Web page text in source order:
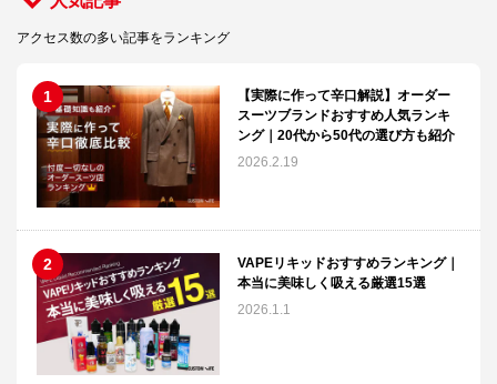
アクセス数の多い記事をランキング
【実際に作って辛口解説】オーダー
スーツブランドおすすめ人気ランキ
ング｜20代から50代の選び方も紹介
2026.2.19
VAPEリキッドおすすめランキング｜
本当に美味しく吸える厳選15選
2026.1.1